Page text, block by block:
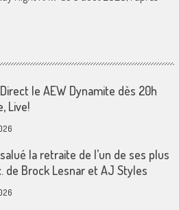
le AEW Dynamite dès 20h
Live!
la retraite de l’un de ses plus
de Brock Lesnar et AJ Styles